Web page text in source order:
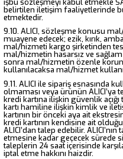
belirtilen iletişim faaliyetlerinde
etmektedir.
9.10. ALICI, sözleşme konusu
muayene edecek; ezik, kırık,
mal/hizmeti kargo şirketinden
mal/hizmetin hasarsız ve
sonra mal/hizmetin özenle
kullanılacaksa mal/hizmet
9.11. ALICI ile sipariş esnasında
olmaması veya ürünün ALICI’ya
kredi kartına ilişkin güvenlik
kartı hamiline ilişkin kimlik ve
kartının bir önceki aya ait
kredi kartının kendisine ait
ALICI’dan talep edebilir.
etmesine kadar geçecek sürede
taleplerin 24 saat içerisinde
iptal etme hakkını haizdir.